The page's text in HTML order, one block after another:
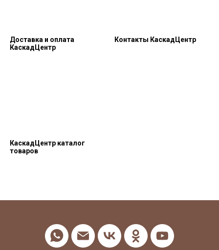
Доставка и оплата
КаскадЦентр
Контакты КаскадЦентр
КаскадЦентр каталог
товаров